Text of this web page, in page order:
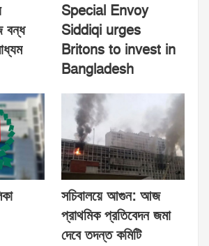
বন্ধ
Special Envoy
Siddiqi urges
Britons to invest in
Bangladesh
সচিবালয়ে আগুন: আজ
প্রাথমিক প্রতিবেদন জমা
দেবে তদন্ত কমিটি